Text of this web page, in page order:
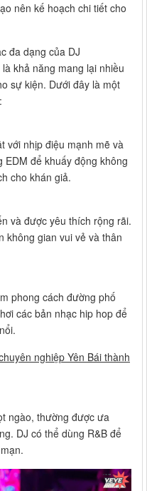
nên kế hoạch chi tiết cho
đa dạng của DJ
khả năng mang lại nhiều
sự kiện. Dưới đây là một
với nhịp điệu mạnh mẽ và
để khuấy động không
cho khán giả.
và được yêu thích rộng rãi.
không gian vui vẻ và thân
phong cách đường phố
các bản nhạc hip hop để
nghiệp Yên Bái thành
ngào, thường được ưa
DJ có thể dùng R&B để